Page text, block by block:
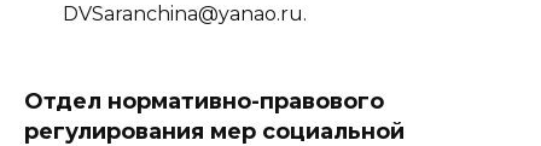
DVSaranchina@yanao.ru.
Отдел нормативно-правового
регулирования мер социальной